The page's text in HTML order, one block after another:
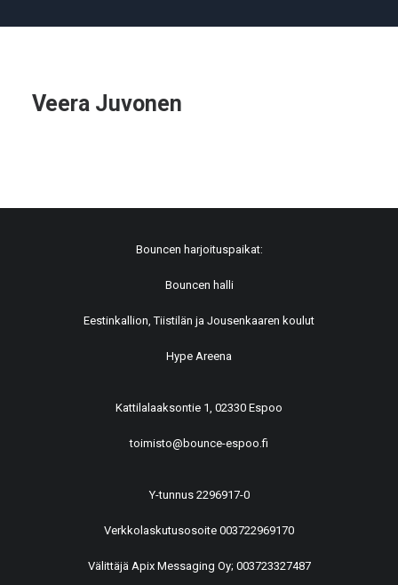
Veera Juvonen
Bouncen harjoituspaikat:
Bouncen halli
Eestinkallion, Tiistilän ja Jousenkaaren koulut
Hype Areena
Kattilalaaksontie 1, 02330 Espoo
toimisto@bounce-espoo.fi
Y-tunnus 2296917-0
Verkkolaskutusosoite 003722969170
Välittäjä Apix Messaging Oy; 003723327487